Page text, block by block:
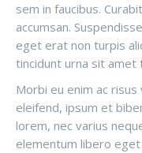
sem in faucibus.
accumsan.
eget erat non turpis
tincidunt urna sit amet
Morbi eu enim ac
eleifend, ipsum et
lorem, nec varius
elementum libero